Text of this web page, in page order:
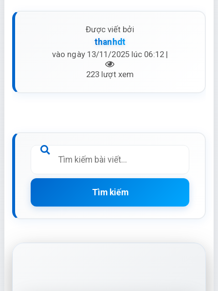
Được viết bởi
thanhdt
vào ngày 13/11/2025 lúc 06:12 |
223 lượt xem
Tìm kiếm